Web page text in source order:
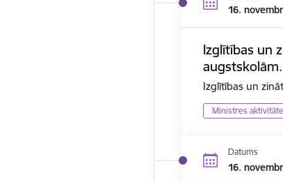
16.
Izglītības un
augstskolām.
Izglītības un
Ministres
Datums
16.